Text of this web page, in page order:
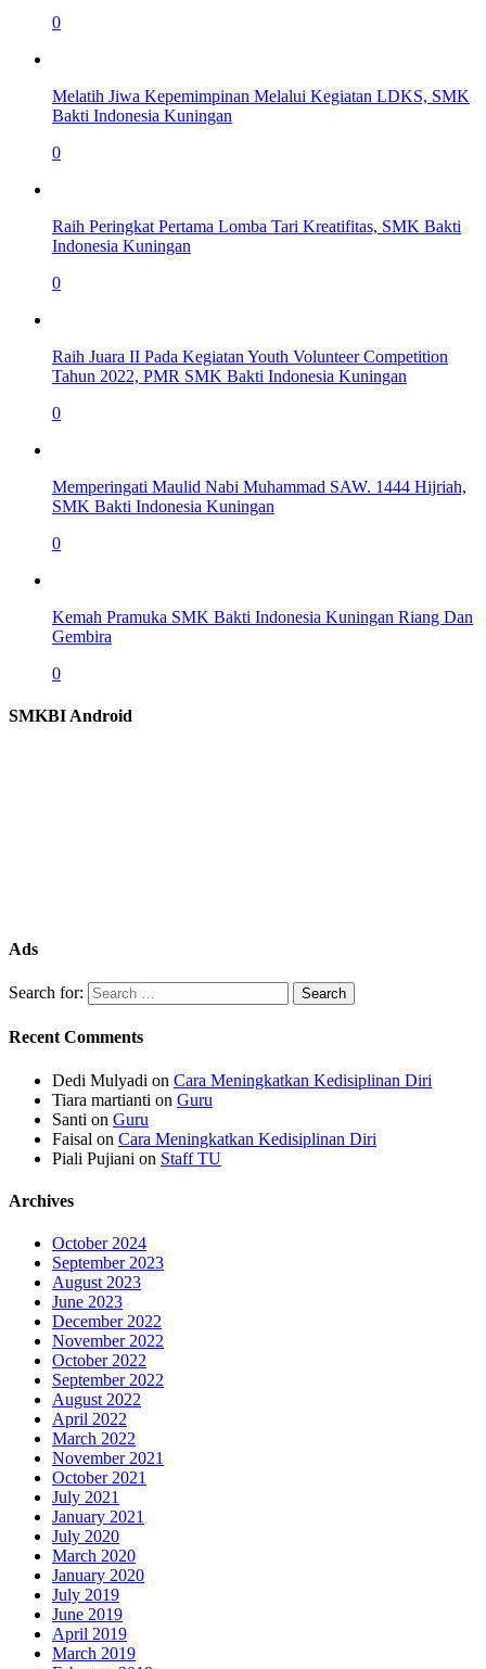
0
Melatih Jiwa Kepemimpinan Melalui Kegiatan LDKS, SMK
Bakti Indonesia Kuningan
0
Raih Peringkat Pertama Lomba Tari Kreatifitas, SMK Bakti
Indonesia Kuningan
0
Raih Juara II Pada Kegiatan Youth Volunteer Competition
Tahun 2022, PMR SMK Bakti Indonesia Kuningan
0
Memperingati Maulid Nabi Muhammad SAW. 1444 Hijriah,
SMK Bakti Indonesia Kuningan
0
Kemah Pramuka SMK Bakti Indonesia Kuningan Riang Dan
Gembira
0
SMKBI Android
Ads
Search for:
Recent Comments
Dedi Mulyadi on Cara Meningkatkan Kedisiplinan Diri
Tiara martianti on Guru
Santi on Guru
Faisal on Cara Meningkatkan Kedisiplinan Diri
Piali Pujiani on Staff TU
Archives
October 2024
September 2023
August 2023
June 2023
December 2022
November 2022
October 2022
September 2022
August 2022
April 2022
March 2022
November 2021
October 2021
July 2021
January 2021
July 2020
March 2020
January 2020
July 2019
June 2019
April 2019
March 2019